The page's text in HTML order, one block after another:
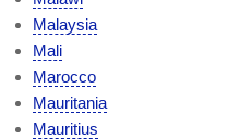
Malaysia
Mali
Marocco
Mauritania
Mauritius